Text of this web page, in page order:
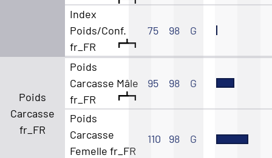
Index
Poids/Conf.
fr_FR
75 98 G
Poids
Carcasse
fr_FR
Poids
Carcasse Mâle
fr_FR
95 98 G
Poids
Carcasse
Femelle fr_FR
110 98 G